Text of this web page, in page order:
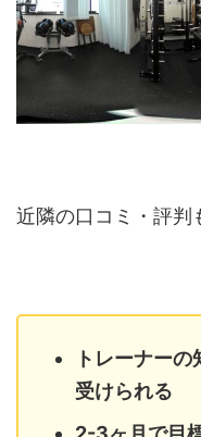
近隣の口コミ・評判
トレーナー
受けられる